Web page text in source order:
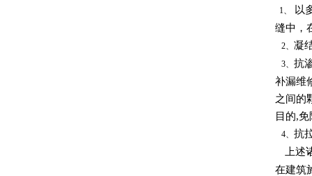
1、
以
缝中，
2、 凝
3、 抗
补漏维
之间的
目的,
4、 抗
上述
在建筑